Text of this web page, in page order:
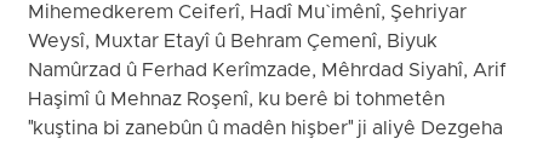
Mihemedkerem Ceiferî, Hadî Mu`imênî, Şehriyar
Weysî, Muxtar Etayî û Behram Çemenî, Biyuk
Namûrzad û Ferhad Kerîmzade, Mêhrdad Siyahî, Arif
Haşimî û Mehnaz Roşenî, ku berê bi tohmetên
"kuştina bi zanebûn û madên hişber" ji aliyê Dezgeha